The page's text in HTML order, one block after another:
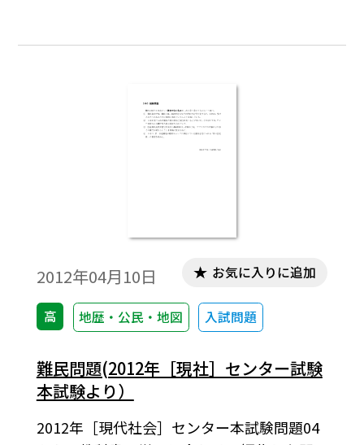
2012年04月10日
高 地歴・公民・地図 入試問題
お気に入りに追加
難民問題(2012年［現社］センター試験
本試験より）
2012年［現代社会］センター本試験問題04